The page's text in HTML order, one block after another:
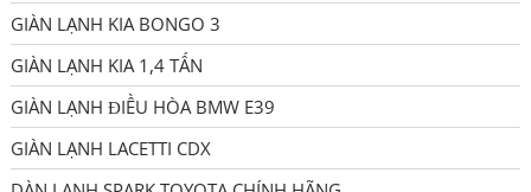
GIÀN LẠNH KIA BONGO 3
GIÀN LẠNH KIA 1,4 TẤN
GIÀN LẠNH ĐIỀU HÒA BMW E39
GIÀN LẠNH LACETTI CDX